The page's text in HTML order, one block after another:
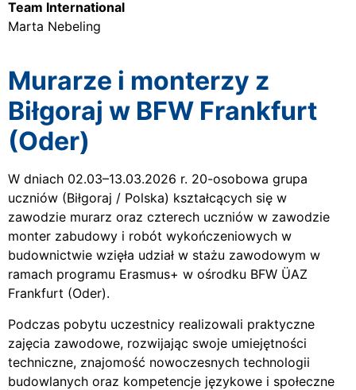
Team International
Marta Nebeling
Murarze i monterzy z
Biłgoraj w BFW Frankfurt
(Oder)
W dniach 02.03–13.03.2026 r. 20-osobowa grupa
uczniów (Biłgoraj / Polska) kształcących się w
zawodzie murarz oraz czterech uczniów w zawodzie
monter zabudowy i robót wykończeniowych w
budownictwie wzięła udział w stażu zawodowym w
ramach programu Erasmus+ w ośrodku BFW ÜAZ
Frankfurt (Oder).
Podczas pobytu uczestnicy realizowali praktyczne
zajęcia zawodowe, rozwijając swoje umiejętności
techniczne, znajomość nowoczesnych technologii
budowlanych oraz kompetencje językowe i społeczne